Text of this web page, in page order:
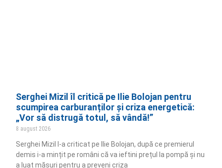
Serghei Mizil îl critică pe Ilie Bolojan pentru
scumpirea carburanților și criza energetică:
„Vor să distrugă totul, să vândă!”
8 august 2026
Serghei Mizil l-a criticat pe Ilie Bolojan, după ce premierul
demis i-a mințit pe români că va ieftini prețul la pompă și nu
a luat măsuri pentru a preveni criza